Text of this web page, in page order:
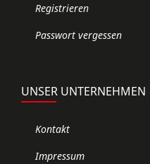
Registrieren
Passwort vergessen
UNSER UNTERNEHMEN
Kontakt
Impressum